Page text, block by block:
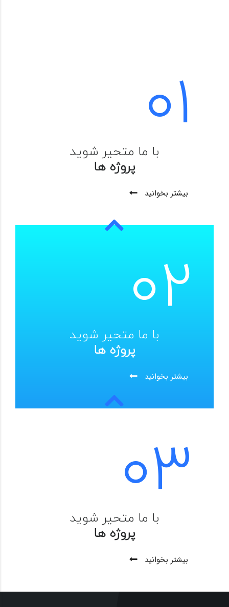
01با ما متحیر شوید
پروژه ها
بیشتر بخوانید
02با ما متحیر شوید
پروژه ها
بیشتر بخوانید
03
با ما متحیر شوید
پروژه ها
بیشتر بخوانید